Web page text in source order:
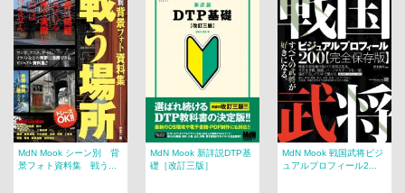
MdN Mook シーン別 背
景フォト資料集 戦う...
MdN Mook 新詳説DTP基
礎［改訂三版］
MdN Mook 戦国武将ビジ
ュアルプロフィール2...